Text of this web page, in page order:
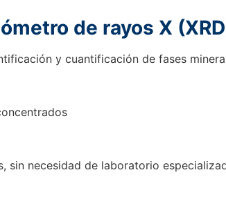
de rayos X
y cuantificación de fases
sin necesidad de laboratorio